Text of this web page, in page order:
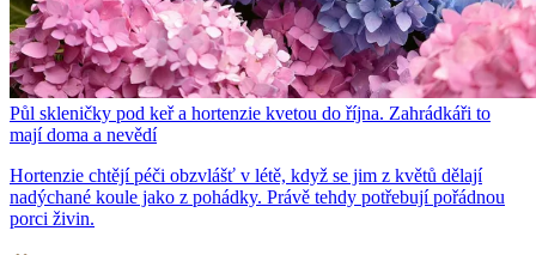
Půl skleničky pod keř a hortenzie kvetou do října. Zahrádkáři to
mají doma a nevědí
Hortenzie chtějí péči obzvlášť v létě, když se jim z květů dělají
nadýchané koule jako z pohádky. Právě tehdy potřebují pořádnou
porci živin.